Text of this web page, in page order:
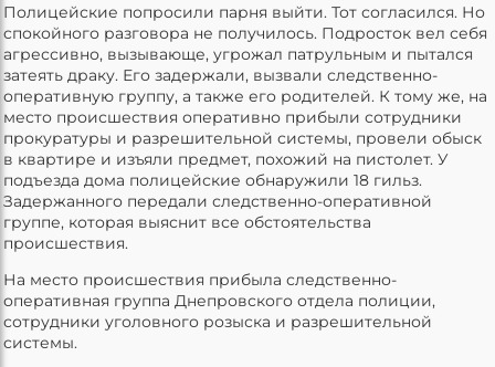
Полицейские попросили парня выйти. Тот согласился. Но
спокойного разговора не получилось. Подросток вел себя
агрессивно, вызывающе, угрожал патрульным и пытался
затеять драку. Его задержали, вызвали следственно-
оперативную группу, а также его родителей. К тому же, на
место происшествия оперативно прибыли сотрудники
прокуратуры и разрешительной системы, провели обыск
в квартире и изъяли предмет, похожий на пистолет. У
подъезда дома полицейские обнаружили 18 гильз.
Задержанного передали следственно-оперативной
группе, которая выяснит все обстоятельства
происшествия.
На место происшествия прибыла следственно-
оперативная группа Днепровского отдела полиции,
сотрудники уголовного розыска и разрешительной
системы.